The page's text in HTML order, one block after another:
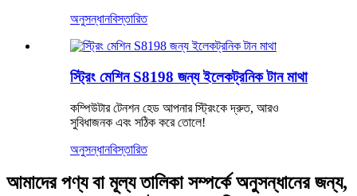
অনুসন্ধানবিস্তারিত
স্ট্রিং মেশিন S8198 জন্য ইলেকট্রনিক টান মাথা
কম্পিউটার টেনশন হেড আপনার স্ট্রিংকে দ্রুত, আরও
সুবিধাজনক এবং সঠিক করে তোলে!
অনুসন্ধানবিস্তারিত
আমাদের পণ্য বা মূল্য তালিকা সম্পর্কে অনুসন্ধানের জন্য,